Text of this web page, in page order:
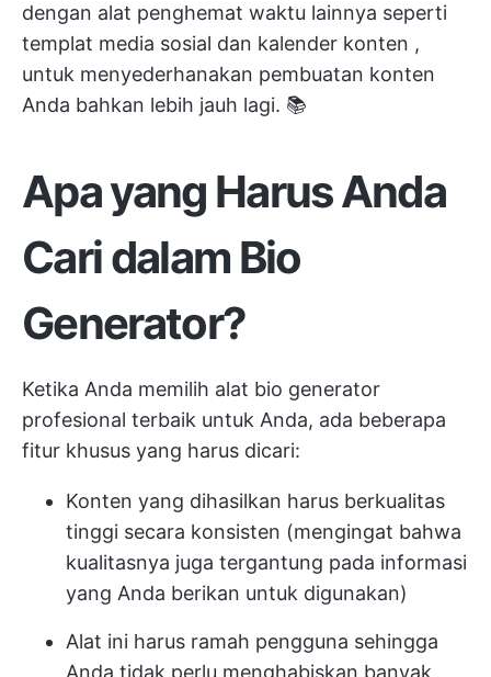
dengan alat penghemat waktu lainnya seperti
templat media sosial dan kalender konten ,
untuk menyederhanakan pembuatan konten
Anda bahkan lebih jauh lagi. 📚
Apa yang Harus Anda
Cari dalam Bio
Generator?
Ketika Anda memilih alat bio generator
profesional terbaik untuk Anda, ada beberapa
fitur khusus yang harus dicari:
Konten yang dihasilkan harus berkualitas
tinggi secara konsisten (mengingat bahwa
kualitasnya juga tergantung pada informasi
yang Anda berikan untuk digunakan)
Alat ini harus ramah pengguna sehingga
Anda tidak perlu menghabiskan banyak